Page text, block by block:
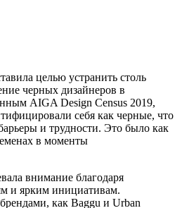
целью устранить столь
черных дизайнеров в
AIGA Design Census 2019,
себя как черные, что
и трудности. Это было как
в моменты
внимание благодаря
и ярким инициативам.
как Baggu и Urban